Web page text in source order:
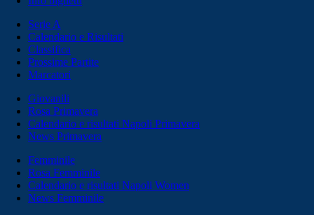
Serie A
Calendario e Risultati
Classifica
Prossime Partite
Marcatori
Giovanili
Rosa Primavera
Calendario e risultati Napoli Primavera
News Primavera
Femminile
Rosa Femminile
Calendario e risultati Napoli Women
News Femminile